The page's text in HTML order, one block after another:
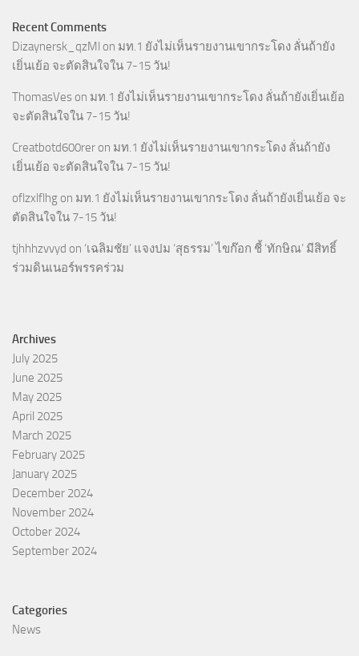
Recent Comments
Dizaynersk_qzMl on มท.1 ยังไม่เห็นรายงานเขากระโดง ลั่นถ้ายัง
เยิ่นเย้อ จะตัดสินใจใน 7-15 วัน!
ThomasVes on มท.1 ยังไม่เห็นรายงานเขากระโดง ลั่นถ้ายังเยิ่นเย้อ
จะตัดสินใจใน 7-15 วัน!
Creatbotd600rer on มท.1 ยังไม่เห็นรายงานเขากระโดง ลั่นถ้ายัง
เยิ่นเย้อ จะตัดสินใจใน 7-15 วัน!
oflzxlflhg on มท.1 ยังไม่เห็นรายงานเขากระโดง ลั่นถ้ายังเยิ่นเย้อ จะ
ตัดสินใจใน 7-15 วัน!
tjhhhzvvyd on ‘เฉลิมชัย’ แจงปม ‘สุธรรม’ ไขก๊อก ชี้ ‘ทักษิณ’ มีสิทธิ์
ร่วมดินเนอร์พรรคร่วม
Archives
July 2025
June 2025
May 2025
April 2025
March 2025
February 2025
January 2025
December 2024
November 2024
October 2024
September 2024
Categories
News